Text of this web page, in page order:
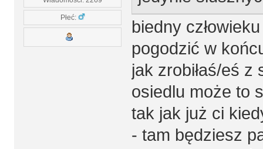
Płeć:
biedny
pogodzić w
jak zrobiłaś/eś z
osiedlu może to
tak jak już ci
- tam będziesz